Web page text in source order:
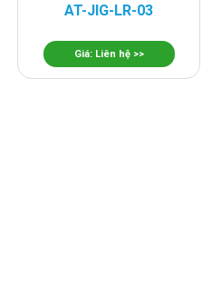
AT-JIG-LR-03
Giá: Liên hệ >>